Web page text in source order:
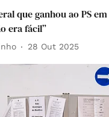
que ganhou ao PS
era fácil”
28 Out 2025